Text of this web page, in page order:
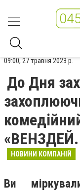
09:00, 27 травня 2023 р.
До Дня
НОВИНИ КОМПАНІЙ
Ви